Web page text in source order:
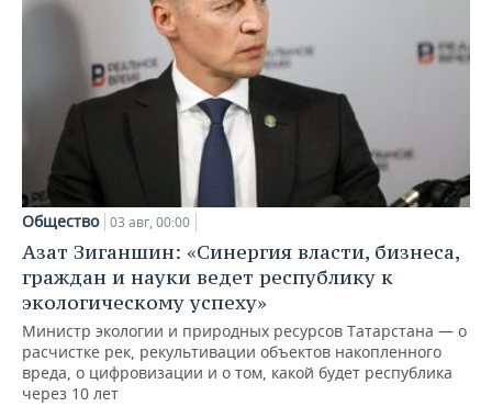
Общество 03 авг, 00:00
Азат Зиганшин: «Синергия власти, бизнеса,
граждан и науки ведет республику к
экологическому успеху»
Министр экологии и природных ресурсов Татарстана — о
расчистке рек, рекультивации объектов накопленного
вреда, о цифровизации и о том, какой будет республика
через 10 лет